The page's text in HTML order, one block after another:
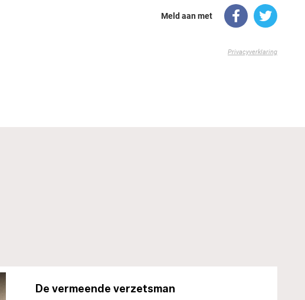
De vermeende verzetsman